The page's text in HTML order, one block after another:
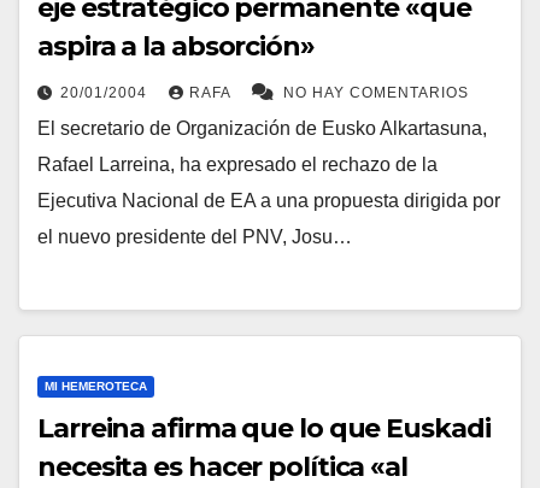
eje estratégico permanente «que
aspira a la absorción»
20/01/2004 RAFA NO HAY COMENTARIOS
El secretario de Organización de Eusko Alkartasuna,
Rafael Larreina, ha expresado el rechazo de la
Ejecutiva Nacional de EA a una propuesta dirigida por
el nuevo presidente del PNV, Josu…
MI HEMEROTECA
Larreina afirma que lo que Euskadi
necesita es hacer polí­tica «al